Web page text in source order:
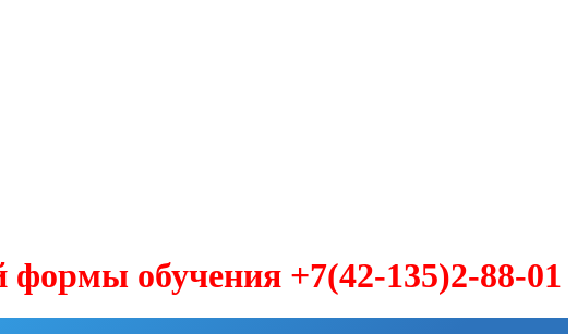
обучения +7(42-135)2-88-01